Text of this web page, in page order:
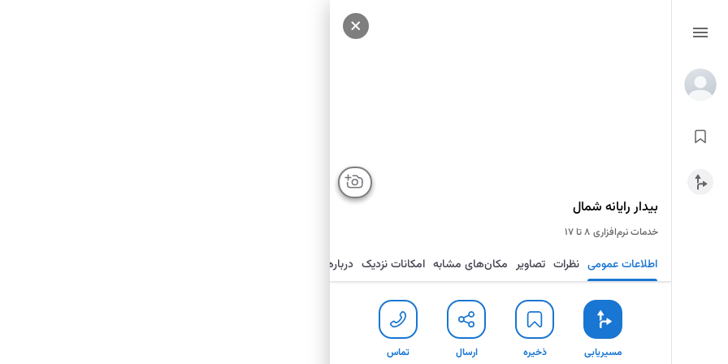
بیدار رایانه شمال
خدمات نرم‌افزاری ۸ تا ۱۷
اطلاعات عمومی نظرات تصاویر مکان‌های مشابه امکانات نزدیک درباره
مسیریابی ذخیره ارسال تماس